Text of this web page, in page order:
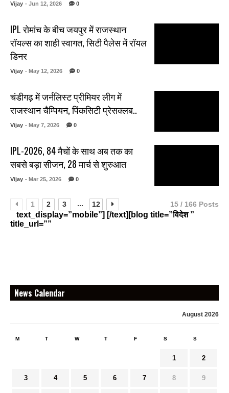
Vijay - Jun 12, 2026 0
IPL रोमांच के बीच जयपुर में राजस्थान
रॉयल्स का शाही स्वागत, सिटी पैलेस में रॉयल
डिनर
Vijay - May 12, 2026 0
चंडीगढ़ में जर्नलिस्ट प्रीमियर लीग में
राजस्थान चैम्पियन, पिंकसिटी प्रेसक्लब..
Vijay - May 7, 2026 0
IPL-2026, 84 मैचों के साथ अब तक का
सबसे बड़ा सीजन, 28 मार्च से शुरुआत
Vijay - Mar 25, 2026 0
1 2 3 ... 12 15 / 166 Posts
text_display=”mobile”] [/text][blog title=”विदेश ”
title_url=””
News Calendar
August 2026
M T W T F S S
1 2
3 4 5 6 7 8 9